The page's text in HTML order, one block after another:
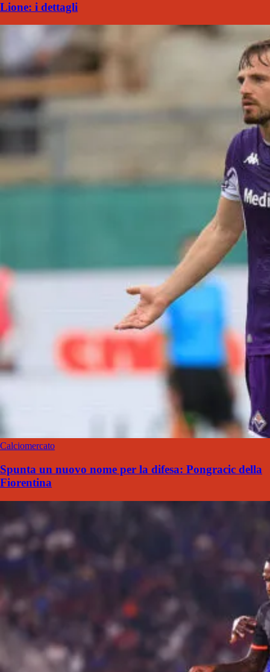
Lione: i dettagli
Calciomercato
Spunta un nuovo nome per la difesa: Pongracic della
Fiorentina